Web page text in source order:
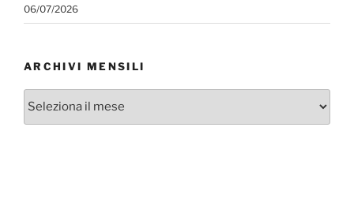
06/07/2026
ARCHIVI MENSILI
Archivi